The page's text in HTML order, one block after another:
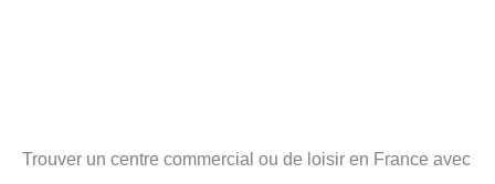
Trouver un centre commercial ou de loisir en France avec